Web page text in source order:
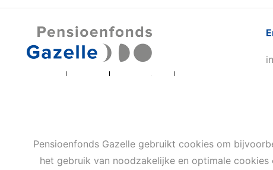
Terms of use
Pensioenfonds Gazelle gebruikt cookies om
het gebruik van noodzakelijke en optimale